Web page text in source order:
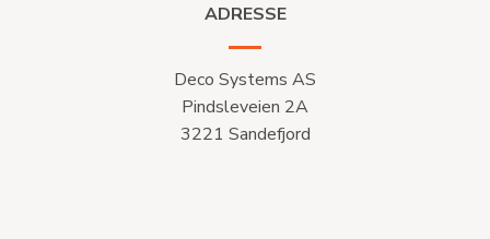
ADRESSE
Deco Systems AS
Pindsleveien 2A
3221 Sandefjord